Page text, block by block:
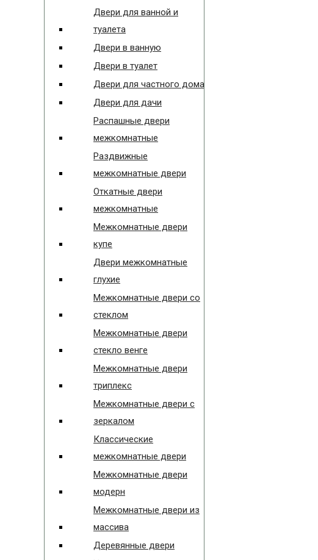
Двери для ванной и
туалета
Двери в ванную
Двери в туалет
Двери для частного дома
Двери для дачи
Распашные двери
межкомнатные
Раздвижные
межкомнатные двери
Откатные двери
межкомнатные
Межкомнатные двери
купе
Двери межкомнатные
глухие
Межкомнатные двери со
стеклом
Межкомнатные двери
стекло венге
Межкомнатные двери
триплекс
Межкомнатные двери с
зеркалом
Классические
межкомнатные двери
Межкомнатные двери
модерн
Межкомнатные двери из
массива
Деревянные двери